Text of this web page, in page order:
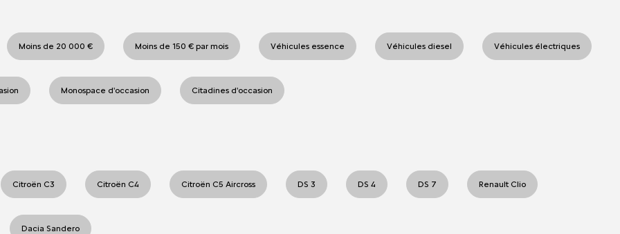
Moins de 20 000 € Moins de 150 € par mois Véhicules essence Véhicules diesel Véhicules électriques
Monospace d'occasion Citadines d'occasion
Citroën C3 Citroën C4 Citroën C5 Aircross DS 3 DS 4 DS 7 Renault Clio
Dacia Sandero